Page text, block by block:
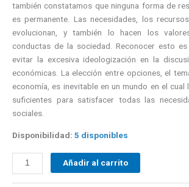
también constatamos que ninguna forma de
es permanente. Las necesidades, los
evolucionan, y también lo hacen los
conductas de la sociedad. Reconocer esto
evitar la excesiva ideologización en la
económicas. La elección entre opciones, el
economía, es inevitable en un mundo en el
suficientes para satisfacer todas las
sociales.
Disponibilidad: 5 disponibles
Añadir al carrito